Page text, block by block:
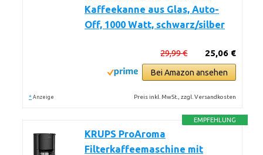
Kaffeekanne aus Glas, Auto-
Off, 1000 Watt, schwarz/silber
25,06 €
29,99 €
Bei Amazon ansehen
* Anzeige Preis inkl. MwSt., zzgl. Versandkosten
EMPFEHLUNG
KRUPS ProAroma
Filterkaffeemaschine mit